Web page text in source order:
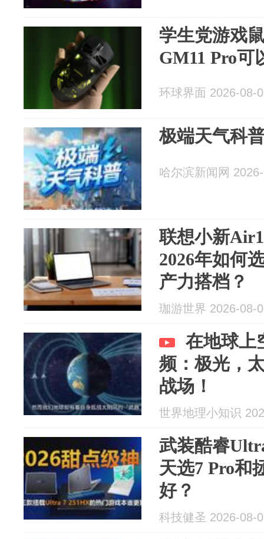
学生党游戏
GM11 Pro可
环球界面 2026-08-
极端天气科
哈尔滨新闻网
联想小新
2026年如何
产力搭档？
珈游世界 2026-08-
在地球上
频：极光，
战场！
世界地理小知识
武装酷睿
天选7 Pro和
好？
科技健圣 2026-08-